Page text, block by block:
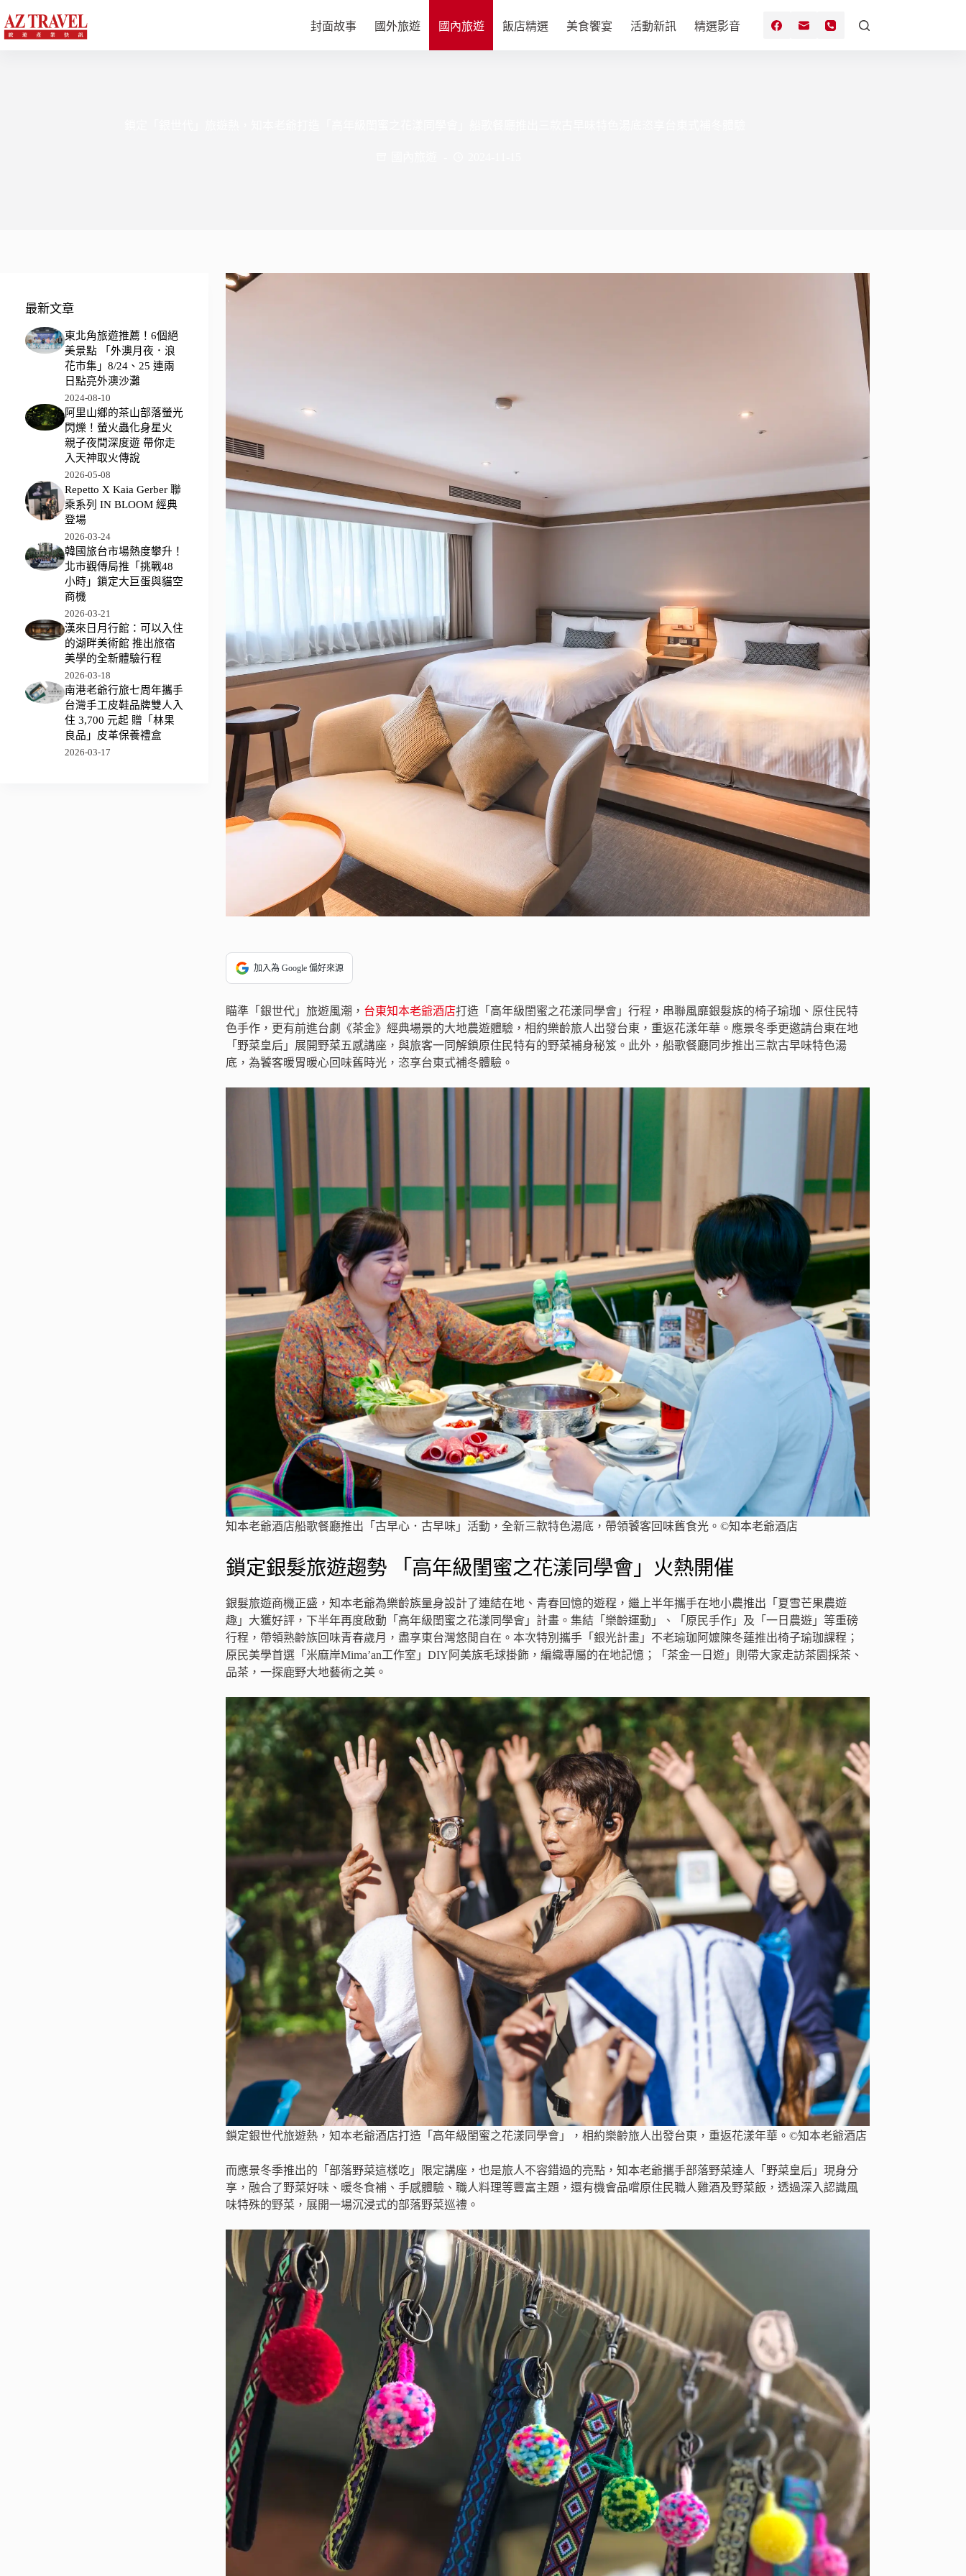
至
主
封面故事 國外旅遊 國內旅遊 飯店精選 美食饗宴 活動新訊 精選影音
加入為 Google 偏好來源
瞄準「銀世代」旅遊風潮， 台東知本老爺酒店打造「高年級閨蜜之花漾同學會」行程，串聯風靡銀髮族的椅子瑜珈、原住民特
色手作，更有前進台劇《茶金》經典場景的大地農遊體驗，相約樂齡旅人出發台東，重返花漾年華。應景冬季更邀請台東在地
「野菜皇后」展開野菜五感講座，與旅客一同解鎖原住民特有的野菜補身秘笈。此外，船歌餐廳同步推出三款古早味特色湯
底，為饕客暖胃暖心回味舊時光，恣享台東式補冬體驗。
知本老爺酒店船歌餐廳推出「古早心．古早味」活動，全新三款特色湯底，帶領饕客回味舊食光。©知本老爺酒店
鎖定銀髮旅遊趨勢 「高年級閨蜜之花漾同學會」火熱開催
銀髮旅遊商機正盛，知本老爺為樂齡族量身設計了連結在地、青春回憶的遊程，繼上半年攜手在地小農推出「夏雪芒果農遊
趣」大獲好評，下半年再度啟動「高年級閨蜜之花漾同學會」計畫。集結「樂齡運動」、「原民手作」及「一日農遊」等重磅
行程，帶領熟齡族回味青春歲月，盡享東台灣悠閒自在。本次特別攜手「銀光計畫」不老瑜珈阿嬤陳冬蓮推出椅子瑜珈課程；
原民美學首選「米麻岸Mima’an工作室」DIY阿美族毛球掛飾，編織專屬的在地記憶；「茶金一日遊」則帶大家走訪茶園採茶、
品茶，一探鹿野大地藝術之美。
鎖定銀世代旅遊熱，知本老爺酒店打造「高年級閨蜜之花漾同學會」，相約樂齡旅人出發台東，重返花漾年華。©知本老爺酒店
而應景冬季推出的「部落野菜這樣吃」限定講座，也是旅人不容錯過的亮點，知本老爺攜手部落野菜達人「野菜皇后」現身分
享，融合了野菜好味、暖冬食補、手感體驗、職人料理等豐富主題，還有機會品嚐原住民職人雞酒及野菜飯，透過深入認識風
味特殊的野菜，展開一場沉浸式的部落野菜巡禮。
最新文章
東北角旅遊推薦！6個絕
美景點 「外澳月夜．浪
花市集」8/24、25 連兩
日點亮外澳沙灘
2024-08-10
阿里山鄉的茶山部落螢光
閃爍！螢火蟲化身星火
親子夜間深度遊 帶你走
入天神取火傳說
2026-05-08
Repetto X Kaia Gerber 聯
乘系列 IN BLOOM 經典
登場
2026-03-24
韓國旅台市場熱度攀升！
北市觀傳局推「挑戰48
小時」鎖定大巨蛋與貓空
商機
2026-03-21
漢來日月行館：可以入住
的湖畔美術館 推出旅宿
美學的全新體驗行程
2026-03-18
南港老爺行旅七周年攜手
台灣手工皮鞋品牌雙人入
住 3,700 元起 贈「林果
良品」皮革保養禮盒
2026-03-17